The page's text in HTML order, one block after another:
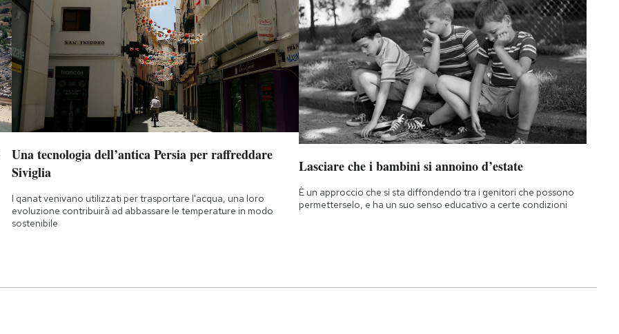
Una tecnologia dell’antica Persia per raffreddare
Siviglia
I qanat venivano utilizzati per trasportare l'acqua, una loro
evoluzione contribuirà ad abbassare le temperature in modo
sostenibile
Lasciare che i bambini si annoino d’estate
È un approccio che si sta diffondendo tra i genitori che possono
permetterselo, e ha un suo senso educativo a certe condizioni